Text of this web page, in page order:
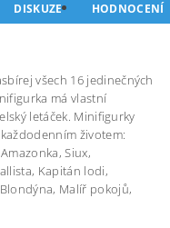
DISKUZE HODNOCENÍ
všech 16 jedinečných
má vlastní
letáček. Minifigurky
životem:
Siux,
Kapitán lodi,
Malíř pokojů,